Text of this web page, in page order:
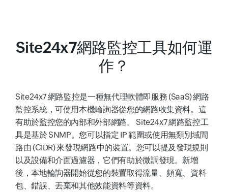
Site24x7網路監控工具如何運
作？
Site24x7 網路監控是一種無代理軟體即服務 (SaaS) 網路
監控系統，可使用本機輪詢器從您的網路收集資料。這
有助於監控您的內部和外部網路。 Site24x7 網路監控工
具是基於 SNMP。您可以指定 IP 範圍或使用無類別域間
路由 (CIDR) 來發現網路中的裝置。您可以提及發現規則
以及設備和介面過濾器，它們有助於微調發現。新增
後，本地輪詢器開始從您的裝置取得流量、頻寬、資料
包、錯誤、丟棄和其他效能資料等資料。